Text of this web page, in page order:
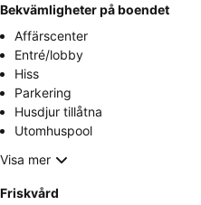
Bekvämligheter på boendet
Affärscenter
Entré/lobby
Hiss
Parkering
Husdjur tillåtna
Utomhuspool
Visa mer
Friskvård